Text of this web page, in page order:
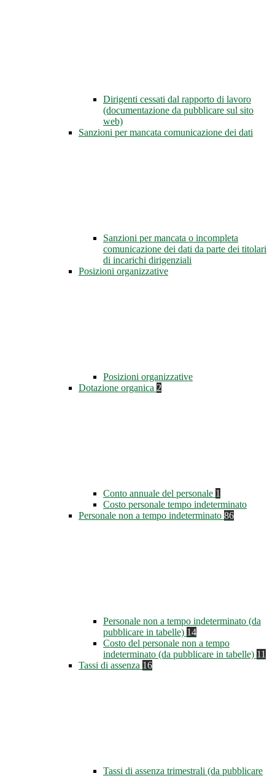
Dirigenti cessati dal rapporto di lavoro
(documentazione da pubblicare sul sito
web)
Sanzioni per mancata comunicazione dei dati
Sanzioni per mancata o incompleta
comunicazione dei dati da parte dei titolari
di incarichi dirigenziali
Posizioni organizzative
Posizioni organizzative
Dotazione organica 2
Conto annuale del personale 1
Costo personale tempo indeterminato
Personale non a tempo indeterminato 86
Personale non a tempo indeterminato (da
pubblicare in tabelle) 14
Costo del personale non a tempo
indeterminato (da pubblicare in tabelle) 11
Tassi di assenza 16
Tassi di assenza trimestrali (da pubblicare